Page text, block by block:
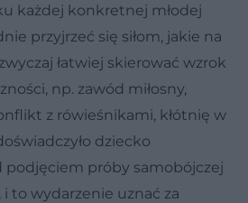
każdej konkretnej młodej
przyjrzeć się siłom, jakie na
łatwiej skierować wzrok
np. zawód miłosny,
z rówieśnikami, kłótnię w
dziecko
podjęciem próby samobójczej
to wydarzenie uznać za